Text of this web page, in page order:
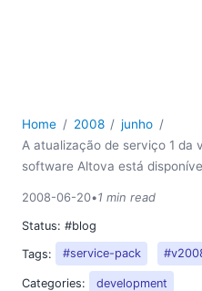
2024
2023
2021
2020
2019
2018
Home 2008
junho
A atualização de serviço 1 da
software Altova está
2008-06-20•1 min read
Status: #blog
Tags:
#service-pack
Categories: development